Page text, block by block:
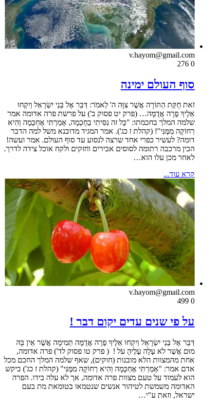
v.hayom@gmail.com
0
סוף העולם ימינה
זֹאת חֻקַּת הַתּוֹרָה אֲשֶׁר צִוָּה ה' לֵאמֹר: דַּבֵּר אֶל בְּנֵי יִשְׂרָאֵל וְיִקְחוּ
אֵלֶיךָ פָרָה אֲדֻמָּה… (פרק יט פסוק ב') על פרשת פרה אדומה אמר
שלמה המלך בחכמתו: "כָּל זה נִסִּיתִי בַחָכְמָה, אָמַרְתִּי אֶחְכָּמָה וְהִיא
רְחוֹקָה מִמֶּנִּי"! (קהלת ז כג'). אמר המגיד מדובנא משל למה הדבר
דומה? לעשיר כפרי אחד שרצה לנסוע עד סוף העולם. אמר ועשה!
הכין מרכבה רתומה לסוסים אבירים וחזקים ולקח אוכל צידה לדרך.
לאחר מכן עלו הוא…
קרא עוד...
v.hayom@gmail.com
0
על פי שנים עדים יקום דבר !
דַּבֵּר אֶל בְּנֵי יִשְׂרָאֵל וְיִקְחוּ אֵלֶיךָ פָרָה אֲדֻמָּה תְּמִימָה אֲשֶׁר אֵין בָּהּ
מוּם אֲשֶׁר לֹא עָלָה עָלֶיהָ עֹל ! ( פרק טו פסוק לד') פרה אדומה,
אחת מהמצוות הלא מובנות (חוקים), שאף שלמה המלך החכם מכל
אדם אמר: "אָמַרְתִּי אֶחְכָּמָה וְהִיא רְחוֹקָה מִמֶּנִּי" (קהלת ז כג') ביקש
הוא לעמוד על טעם מצוות פרה אדומה, אך לא עלה בידו. הפרה
האדומה משמשת לטיהור אנשים שנטמאו בטומאת מת בעם
ישראל, וזאת ע"י…